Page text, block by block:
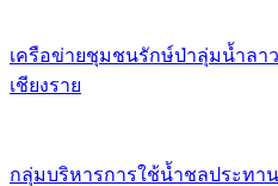
เครือข่ายชุมชนรักษ์ป่าลุ่มน้ำลาว
เชียงราย
กลุ่มบริหารการใช้น้ำชลประทา